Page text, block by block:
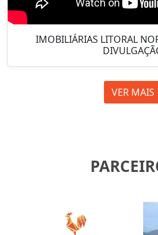
IMOBILIÁRIAS LITORAL
VER MAIS